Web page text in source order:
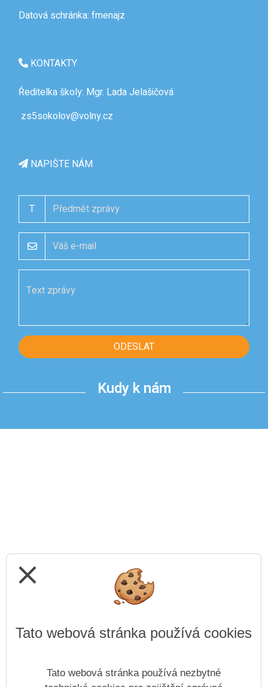
Datová schránka: fmenajz
KONTAKTY
Ředitelka školy: Mgr. Lada Jelašičová
zs5sokolov@volny.cz
NAPIŠTE NÁM
T
ODESLAT
Kudy k nám
close
Tato webová stránka používá cookies
Tato webová stránka používá nezbytné